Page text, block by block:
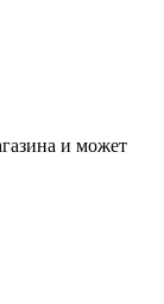
и может